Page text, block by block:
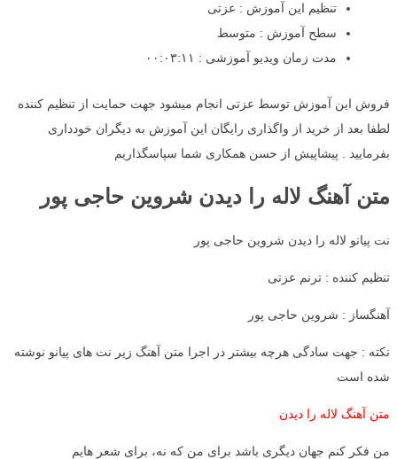
تنظیم این آموزش : عزتی
سطح آموزش : متوسط
مدت زمان ویدیو آموزشی : ۰۰:۰۳:۱۱
فروش این آموزش توسط عزتی انجام میشود جهت حمایت از تنظیم کننده
لطفا بعد از خرید از واگذاری رایگان این آموزش به دیگران خودداری
بفرمایید . پیشاپیش از حسن همکاری شما سپاسگذاریم
متن آهنگ لاله را دیدن شروین حاجی پور
نت پیانو لاله را دیدن شروین حاجی پور
تنظیم کننده : ترنم عزتی
آهنگساز : شروین حاجی پور
نکته : جهت سادگی هرچه بیشتر در اجرا متن آهنگ زیر نت های پیانو نوشته
شده است
متن آهنگ لاله را دیدن
من فکر کنم جهان دیگری باشد برای من که نه، برای شعر هایم